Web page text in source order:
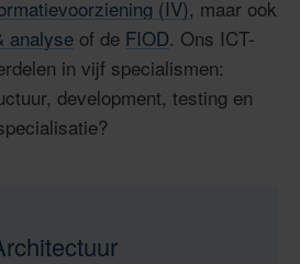
(IV), maar ook
analyse of de FIOD. Ons ICT-
in vijf specialismen:
development, testing en